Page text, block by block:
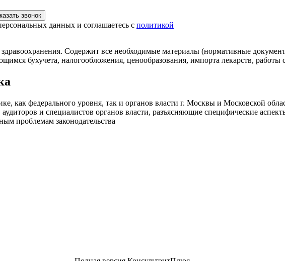
звонок
данных и соглашаетесь с политикой
Содержит все необходимые материалы (нормативные
бухучета, налогообложения, ценообразования, импорта лекарств,
как федерального уровня, так и органов власти г. Москвы и Московской
и специалистов органов власти, разъясняющие специфические
проблемам законодательства